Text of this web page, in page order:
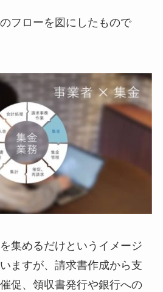
フローを図にしたもので
集めるだけというイメージ
ますが、請求書作成から支
促、領収書発行や銀行への